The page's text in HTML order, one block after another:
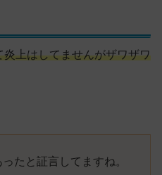
上はしてませんがザワザワ
たと証言してますね。